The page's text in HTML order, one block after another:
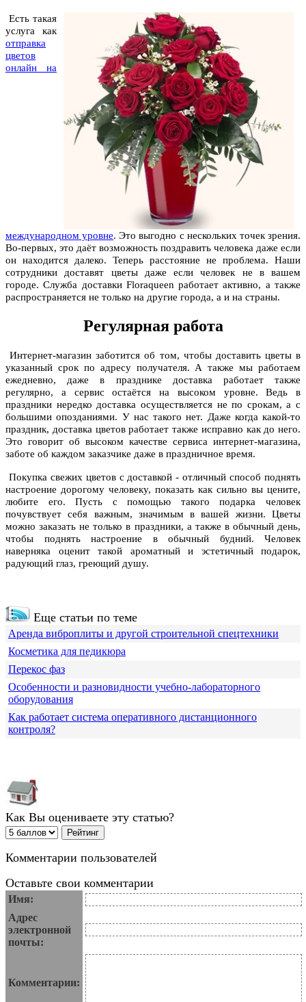
Есть такая
услуга как
отправка
цветов
онлайн на
международном уровне. Это выгодно с нескольких точек зрения.
Во-первых, это даёт возможность поздравить человека даже если
он находится далеко. Теперь расстояние не проблема. Наши
сотрудники доставят цветы даже если человек не в вашем
городе. Служба доставки Floraqueen работает активно, а также
распространяется не только на другие города, а и на страны.
Регулярная работа
Интернет-магазин заботится об том, чтобы доставить цветы в
указанный срок по адресу получателя. А также мы работаем
ежедневно, даже в празднике доставка работает также
регулярно, а сервис остаётся на высоком уровне. Ведь в
праздники нередко доставка осуществляется не по срокам, а с
большими опозданиями. У нас такого нет. Даже когда какой-то
праздник, доставка цветов работает также исправно как до него.
Это говорит об высоком качестве сервиса интернет-магазина,
заботе об каждом заказчике даже в праздничное время.
Покупка свежих цветов с доставкой - отличный способ поднять
настроение дорогому человеку, показать как сильно вы цените,
любите его. Пусть с помощью такого подарка человек
почувствует себя важным, значимым в вашей жизни. Цветы
можно заказать не только в праздники, а также в обычный день,
чтобы поднять настроение в обычный будний. Человек
наверняка оценит такой ароматный и эстетичный подарок,
радующий глаз, греющий душу.
Еще статьи по теме
Аренда виброплиты и другой строительной спецтехники
Косметика для педикюра
Перекос фаз
Особенности и разновидности учебно-лабораторного
оборудования
Как работает система оперативного дистанционного
контроля?
Как Вы оцениваете эту статью?
Комментарии пользователей
Оставьте свои комментарии
Имя:
Адрес
электронной
почты:
Комментарии: